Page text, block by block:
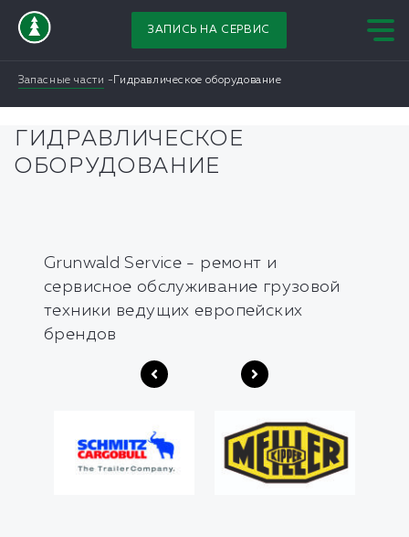
ЗАПИСЬ НА СЕРВИС
Запасные части Гидравлическое оборудование
ГИДРАВЛИЧЕСКОЕ
ОБОРУДОВАНИЕ
Grunwald Service - ремонт и
сервисное обслуживание грузовой
техники ведущих европейских
брендов